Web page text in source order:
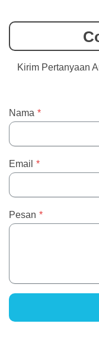
Kirim Pertanyaan
Nama *
Email *
Pesan *